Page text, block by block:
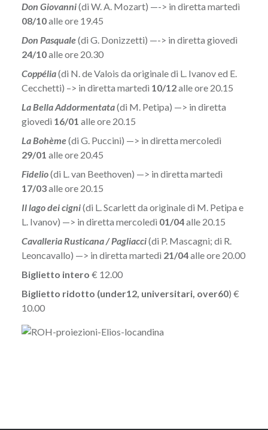
Don Giovanni(di W. A. Mozart) —-> in diretta martedì
08/10alle ore 19.45
Don Pasquale(di G. Donizzetti) —-> in diretta giovedì
24/10alle ore 20.30
Coppélia(di N. de Valois da originale di L. Ivanov ed E.
Cecchetti) –> in diretta martedì 10/12alle ore 20.15
La Bella Addormentata(di M. Petipa) —> in diretta
giovedì 16/01 alle ore 20.15
La Bohème(di G. Puccini) —> in diretta mercoledì
29/01 alle ore 20.45
Fidelio(di L. van Beethoven) —> in diretta martedì
17/03alle ore 20.15
Il lago dei cigni(di L. Scarlett da originale di M. Petipa e
L. Ivanov) —> in diretta mercoledì 01/04alle 20.15
Cavalleria Rusticana / Pagliacci(di P. Mascagni; di R.
Leoncavallo) —> in diretta martedì 21/04alle ore 20.00
Biglietto intero € 12.00
Biglietto ridotto (under12, universitari, over60) €
10.00